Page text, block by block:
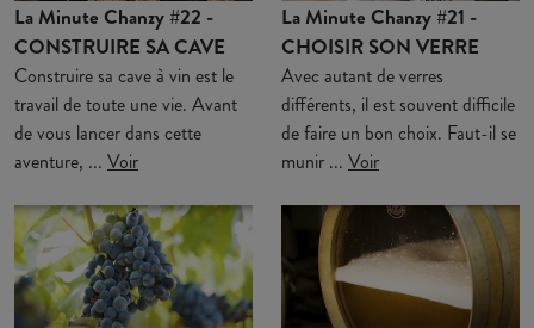
La Minute Chanzy #22 -
CONSTRUIRE SA CAVE
Construire sa cave à vin est le
travail de toute une vie. Avant
de vous lancer dans cette
aventure, ... Voir
La Minute Chanzy #21 -
CHOISIR SON VERRE
Avec autant de verres
différents, il est souvent difficile
de faire un bon choix. Faut-il se
munir ... Voir